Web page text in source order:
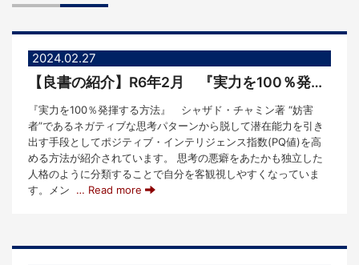
2024.02.27
【良書の紹介】R6年2月 『実力を100％発揮する方法』
『実力を100％発揮する方法』 シャザド・チャミン著 “妨害
者”であるネガティブな思考パターンから脱して潜在能力を引き
出す手段としてポジティブ・インテリジェンス指数(PQ値)を高
める方法が紹介されています。 思考の悪癖をあたかも独立した
人格のように分類することで自分を客観視しやすくなっていま
す。メン … Read more